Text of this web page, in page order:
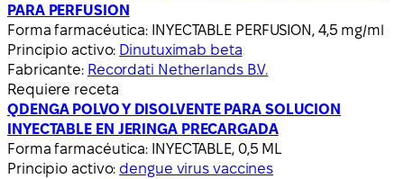
PARA PERFUSION
Forma farmacéutica: INYECTABLE PERFUSION, 4,5 mg/ml
Principio activo: Dinutuximab beta
Fabricante: Recordati Netherlands B.V.
Requiere receta
QDENGA POLVO Y DISOLVENTE PARA SOLUCION
INYECTABLE EN JERINGA PRECARGADA
Forma farmacéutica: INYECTABLE, 0,5 ML
Principio activo: dengue virus vaccines